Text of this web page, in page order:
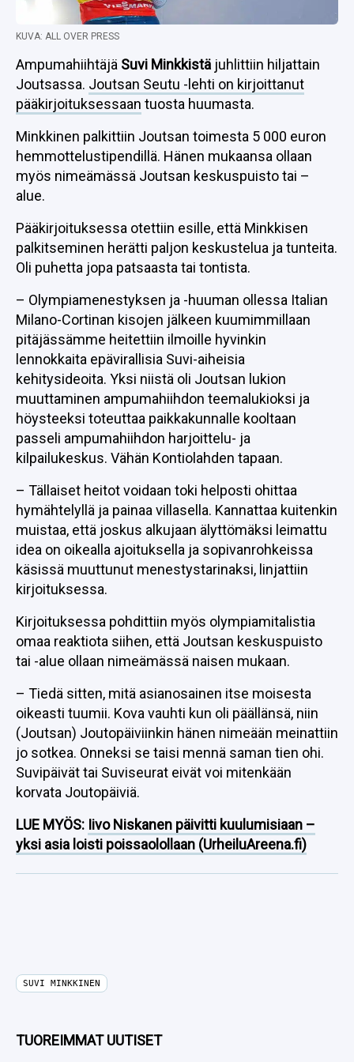
KUVA: ALL OVER PRESS
Ampumahiihtäjä Suvi Minkkistä juhlittiin hiljattain
Joutsassa. Joutsan Seutu -lehti on kirjoittanut
pääkirjoituksessaan tuosta huumasta.
Minkkinen palkittiin Joutsan toimesta 5 000 euron
hemmottelustipendillä. Hänen mukaansa ollaan
myös nimeämässä Joutsan keskuspuisto tai –
alue.
Pääkirjoituksessa otettiin esille, että Minkkisen
palkitseminen herätti paljon keskustelua ja tunteita.
Oli puhetta jopa patsaasta tai tontista.
– Olympiamenestyksen ja -huuman ollessa Italian
Milano-Cortinan kisojen jälkeen kuumimmillaan
pitäjässämme heitettiin ilmoille hyvinkin
lennokkaita epävirallisia Suvi-aiheisia
kehitysideoita. Yksi niistä oli Joutsan lukion
muuttaminen ampumahiihdon teemalukioksi ja
höysteeksi toteuttaa paikkakunnalle kooltaan
passeli ampumahiihdon harjoittelu- ja
kilpailukeskus. Vähän Kontiolahden tapaan.
– Tällaiset heitot voidaan toki helposti ohittaa
hymähtelyllä ja painaa villasella. Kannattaa kuitenkin
muistaa, että joskus alkujaan älyttömäksi leimattu
idea on oikealla ajoituksella ja sopivanrohkeissa
käsissä muuttunut menestystarinaksi, linjattiin
kirjoituksessa.
Kirjoituksessa pohdittiin myös olympiamitalistia
omaa reaktiota siihen, että Joutsan keskuspuisto
tai -alue ollaan nimeämässä naisen mukaan.
– Tiedä sitten, mitä asianosainen itse moisesta
oikeasti tuumii. Kova vauhti kun oli päällänsä, niin
(Joutsan) Joutopäiviinkin hänen nimeään meinattiin
jo sotkea. Onneksi se taisi mennä saman tien ohi.
Suvipäivät tai Suviseurat eivät voi mitenkään
korvata Joutopäiviä.
LUE MYÖS: Iivo Niskanen päivitti kuulumisiaan –
yksi asia loisti poissaolollaan (UrheiluAreena.fi)
SUVI MINKKINEN
TUOREIMMAT UUTISET